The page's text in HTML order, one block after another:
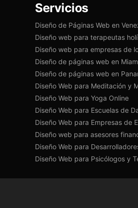
Servicios
Diseño de Páginas Web en
Diseño web para terapeutas
Diseño web para empresas de
Diseño de páginas web en
Diseño de páginas web en
Diseño Web para Meditación y
Diseño Web para Yoga Online
Diseño Web para Escuelas de
Diseño Web para Empresas de
Diseño web para asesores
Diseño Web para
Diseño Web para Psicólogos y